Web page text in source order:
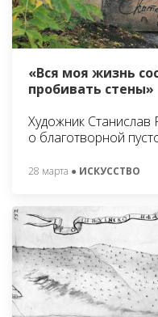
«Вся моя жизнь
пробивать стены»
Художник
о благотворной
28 марта ● ИСКУССТВО